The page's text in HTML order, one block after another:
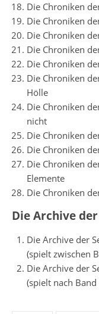
Die Chroniken
Die Chroniken
Die Chroniken
Die Chroniken
Die Chroniken
Die Chroniken
Hölle
Die Chroniken
nicht
Die Chroniken
Die Chroniken
Die Chroniken
Elemente
Die Chroniken
Die Archive
Die Archive der
(spielt zwischen
Die Archive der
(spielt nach Band